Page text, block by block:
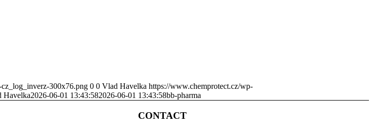
300x76.png 0 0 Vlad Havelka https://www.chemprotect.cz/wp-
Havelka2026-06-01 13:43:582026-06-01 13:43:58bb-pharma
CONTACT